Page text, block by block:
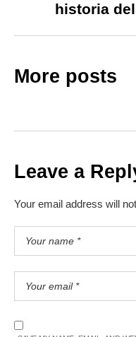
historia
More posts
Leave a
Your email address will